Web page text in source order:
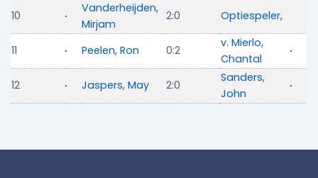
10
Vanderheijden,
Mirjam
2:0 Optiespeler,
11 Peelen, Ron 0:2
v. Mierlo,
Chantal
12
Jaspers, May 2:0
Sanders,
John